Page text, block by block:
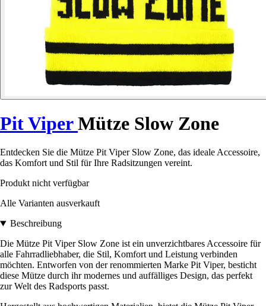
Pit ViperMütze Slow Zone
Entdecken Sie die Mütze Pit Viper Slow Zone, das ideale Accessoire,
das Komfort und Stil für Ihre Radsitzungen vereint.
Produkt nicht verfügbar
Alle Varianten ausverkauft
Beschreibung
Die Mütze Pit Viper Slow Zone ist ein unverzichtbares Accessoire für
alle Fahrradliebhaber, die Stil, Komfort und Leistung verbinden
möchten. Entworfen von der renommierten Marke Pit Viper, besticht
diese Mütze durch ihr modernes und auffälliges Design, das perfekt
zur Welt des Radsports passt.